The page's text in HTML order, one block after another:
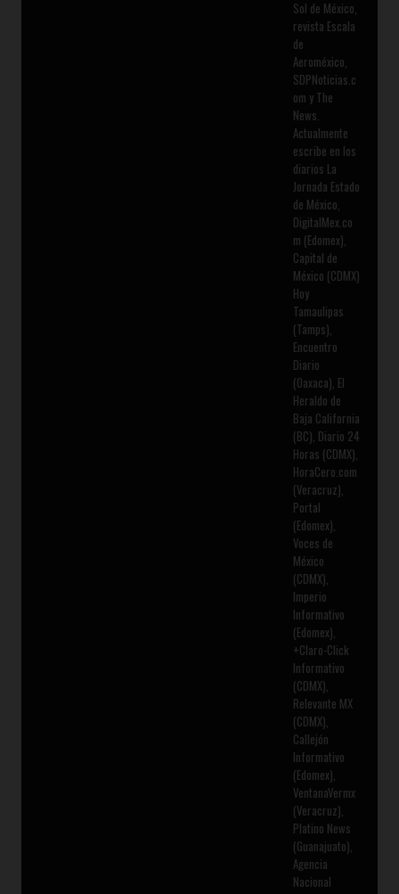
Sol de México,
revista Escala
de
Aeroméxico,
SDPNoticias.c
om y The
News.
Actualmente
escribe en los
diarios La
Jornada Estado
de México,
DigitalMex.co
m (Edomex),
Capital de
México (CDMX)
Hoy
Tamaulipas
(Tamps),
Encuentro
Diario
(Oaxaca), El
Heraldo de
Baja California
(BC), Diario 24
Horas (CDMX),
HoraCero.com
(Veracruz),
Portal
(Edomex),
Voces de
México
(CDMX),
Imperio
Informativo
(Edomex),
+Claro-Click
Informativo
(CDMX),
Relevante MX
(CDMX),
Callejón
Informativo
(Edomex),
VentanaVermx
(Veracruz),
Platino News
(Guanajuato),
Agencia
Nacional